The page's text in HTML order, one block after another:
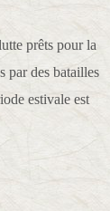
prêts pour la
par des batailles
estivale est